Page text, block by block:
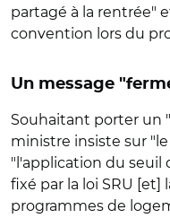
partagé à la rentrée"
convention lors du
Un message
Souhaitant porter un
ministre insiste sur
"l'application du seuil
fixé par la loi SRU
programmes de